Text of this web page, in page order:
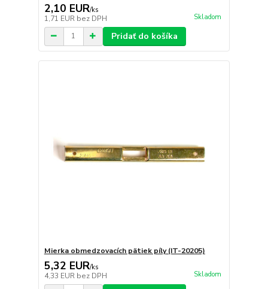
2,10 EUR/ks
1,71 EUR bez DPH Skladom
Pridať do košíka
Mierka obmedzovacích pätiek píly (IT-20205)
5,32 EUR/ks
4,33 EUR bez DPH Skladom